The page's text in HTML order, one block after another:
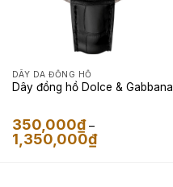
DÂY DA ĐỒNG HỒ
Dây đồng hồ Dolce & Gabbana
350,000₫ –
1,350,000₫Khoảng
giá: